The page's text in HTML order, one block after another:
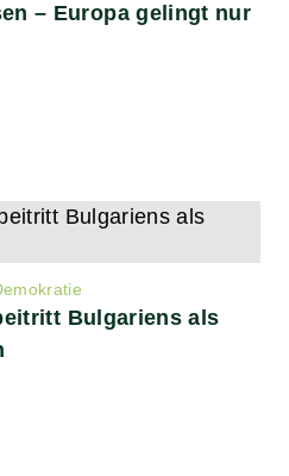
– Europa gelingt nur
Bulgariens als